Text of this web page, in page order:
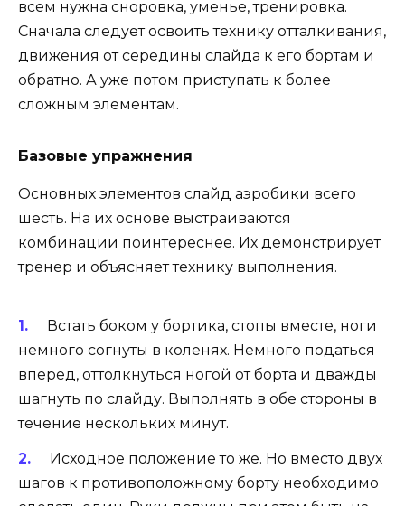
всем нужна сноровка, уменье, тренировка.
Сначала следует освоить технику отталкивания,
движения от середины слайда к его бортам и
обратно. А уже потом приступать к более
сложным элементам.
Базовые упражнения
Основных элементов слайд аэробики всего
шесть. На их основе выстраиваются
комбинации поинтереснее. Их демонстрирует
тренер и объясняет технику выполнения.
Встать боком у бортика, стопы вместе, ноги
немного согнуты в коленях. Немного податься
вперед, оттолкнуться ногой от борта и дважды
шагнуть по слайду. Выполнять в обе стороны в
течение нескольких минут.
Исходное положение то же. Но вместо двух
шагов к противоположному борту необходимо